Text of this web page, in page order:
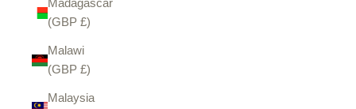
Madagascar
(GBP £)
Malawi
(GBP £)
Malaysia